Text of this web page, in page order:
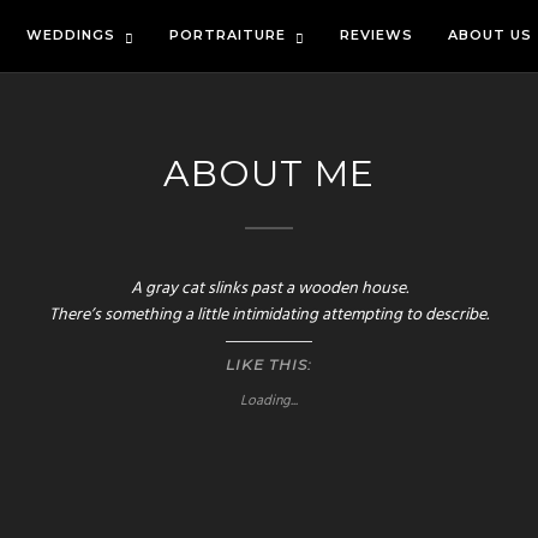
WEDDINGS PORTRAITURE REVIEWS ABOUT US
ABOUT ME
A gray cat slinks past a wooden house.
There’s something a little intimidating attempting to describe.
LIKE THIS:
Loading...